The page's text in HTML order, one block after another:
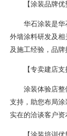
【涂装品牌优
华石涂装是华
外墙涂料研发及
及施工经验，品牌
【专卖建店支
涂装体验店
支持，助您布局
实在的洽谈客户资